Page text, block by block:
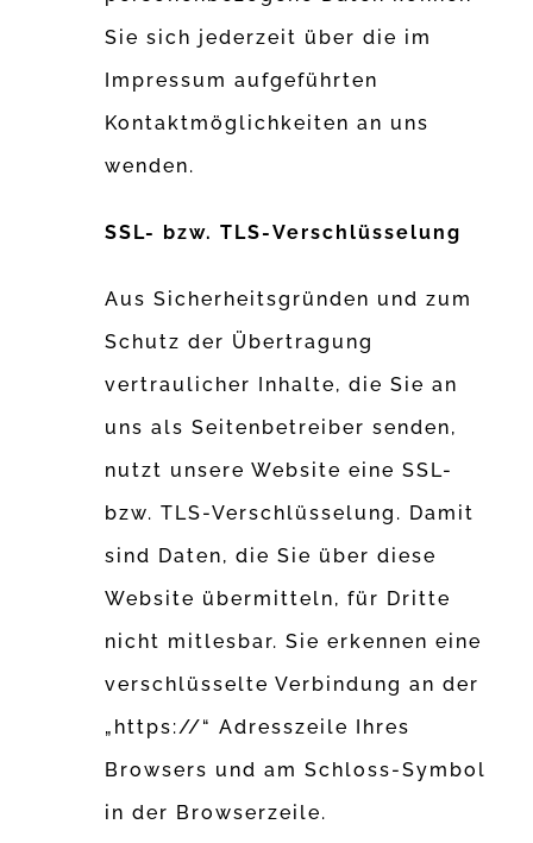
Sie sich jederzeit über die im
Impressum aufgeführten
Kontaktmöglichkeiten an uns
wenden.
SSL- bzw. TLS-Verschlüsselung
Aus Sicherheitsgründen und zum
Schutz der Übertragung
vertraulicher Inhalte, die Sie an
uns als Seitenbetreiber senden,
nutzt unsere Website eine SSL-
bzw. TLS-Verschlüsselung. Damit
sind Daten, die Sie über diese
Website übermitteln, für Dritte
nicht mitlesbar. Sie erkennen eine
verschlüsselte Verbindung an der
„https://“ Adresszeile Ihres
Browsers und am Schloss-Symbol
in der Browserzeile.